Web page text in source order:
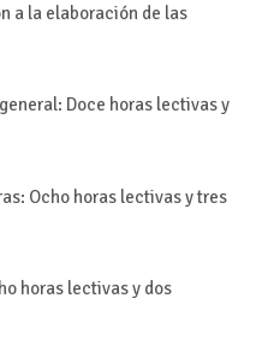
a la elaboración de las
Doce horas lectivas y
Ocho horas lectivas y tres
horas lectivas y dos